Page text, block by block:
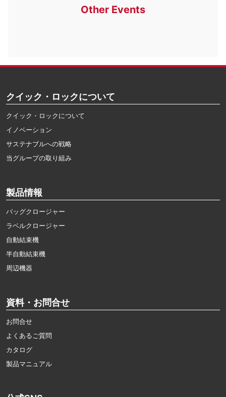
Other Events
クイック・ロックについて
クイック・ロックについて
イノベーション
サステナブルへの戦略
当グループの取り組み
製品情報
バッグクロージャー
ラベルクロージャー
自動結束機
半自動結束機
周辺機器
資料・お問合せ
お問合せ
よくあるご質問
カタログ
製品マニュアル